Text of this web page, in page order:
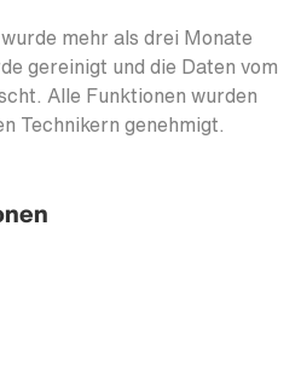
mehr als drei Monate
gereinigt und die Daten vom
Alle Funktionen wurden
Technikern genehmigt.